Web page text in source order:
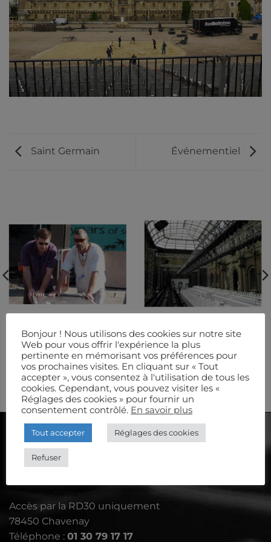
Saint Germain Événementiel
EQUIPE MODE
AUDIOSCÈNE
Le Petit Aulnay - rue de Davron
Accès par la RD30 uniquement
78450 Chavenay
Téléphone : 01 30 79 17 17
Bonjour ! Nous utilisons des cookies sur notre site
Web pour vous offrir l'expérience la plus
pertinente en mémorisant vos préférences pour
vos prochaines visites. En cliquant sur « Tout
accepter », vous consentez à l'utilisation de tous les
cookies. Cependant, vous pouvez visiter les «
Réglages des cookies » pour fournir un
consentement contrôlé. En savoir plus
Tout accepter Réglages des cookies
Refuser